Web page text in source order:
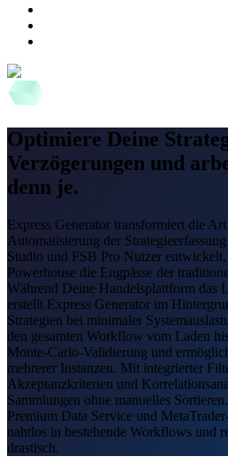
Optimiere Deine
Verzögerungen und
denn je.
Express Generator transformiert die
Automatisierung der
Studio und FSB Pro Nutzer
Powerhouse die Engpässe der
Während Deine Handelsplattform das
erstellt Express Generator im
Strategien bei minimaler
den gesamten Workflow vom Laden
Monte-Carlo-Validierung und
mehrerer Instanzen. Mit integrierter
Akzeptanzkriterien und
Sammlungen ohne manuelles
Premium Data Service und
nahtlos in bestehende Workflows und
drastisch.